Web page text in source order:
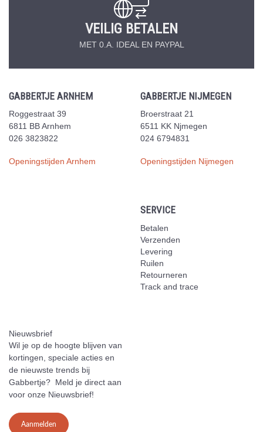
VEILIG BETALEN
MET 0.A. IDEAL EN PAYPAL
GABBERTJE ARNHEM
Roggestraat 39
6811 BB Arnhem
026 3823822
Openingstijden Arnhem
GABBERTJE NIJMEGEN
Broerstraat 21
6511 KK Njmegen
024 6794831
Openingstijden Nijmegen
SERVICE
Betalen
Verzenden
Levering
Ruilen
Retourneren
Track and trace
Nieuwsbrief
Wil je op de hoogte blijven van
kortingen, speciale acties en
de nieuwste trends bij
Gabbertje? Meld je direct aan
voor onze Nieuwsbrief!
Aanmelden